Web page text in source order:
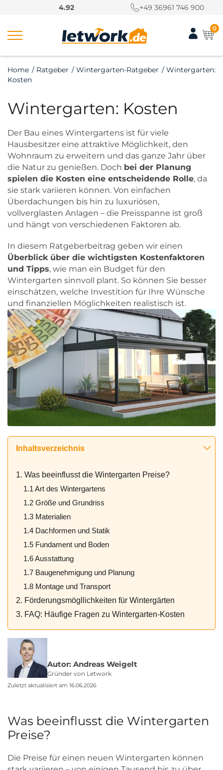
4.92 +49 36961 746 900
0
Home / Ratgeber / Wintergarten-Ratgeber / Wintergarten:
Kosten
Wintergarten: Kosten
Der Bau eines Wintergartens ist für viele
Hausbesitzer eine attraktive Möglichkeit, den
Wohnraum zu erweitern und das ganze Jahr über
die Natur zu genießen. Doch bei der Planung
spielen die Kosten eine entscheidende Rolle, da
sie stark variieren können. Von einfachen
Überdachungen bis hin zu luxuriösen,
vollverglasten Anlagen – die Preisspanne ist groß
und hängt von verschiedenen Faktoren ab.
In diesem Ratgeberbeitrag geben wir einen
Überblick über die wichtigsten Kostenfaktoren
und Tipps, wie man ein Budget für den
Wintergarten sinnvoll plant. So können Sie besser
einschätzen, welche Investition für Ihre Wünsche
und finanziellen Möglichkeiten realistisch ist.
Inhaltsverzeichnis
1. Was beeinflusst die Wintergarten Preise?
1.1 Art des Wintergartens
1.2 Größe und Grundriss
1.3 Materialien
1.4 Dachformen und Statik
1.5 Fundament und Boden
1.6 Ausstattung
1.7 Baugenehmigung und Planung
1.8 Montage und Transport
2. Förderungsmögllichkeiten für Wintergärten
3. FAQ: Häufige Fragen zu Wintergarten-Kosten
Autor: Andreas Weigelt
Gründer von Letwork
Zuletzt aktualisiert am 16.06.2026
Was beeinflusst die Wintergarten
Preise?
Die Preise für einen neuen Wintergarten können